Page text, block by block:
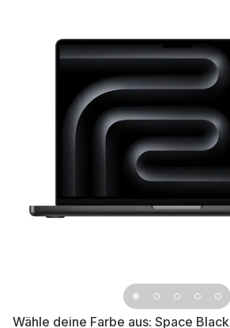
Wähle deine Farbe aus: Space Black